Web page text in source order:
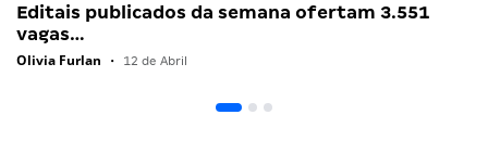
Editais publicados da semana ofertam 3.551
vagas…
Olivia Furlan • 12 de Abril